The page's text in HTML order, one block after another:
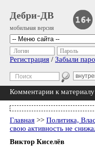
Дебри-ДВ
мобильная версия
Логин Пароль
Регистрация / Забыли
Комментарии к материалу
Главная >> Политика,
свою активность не
Виктор Киселёв